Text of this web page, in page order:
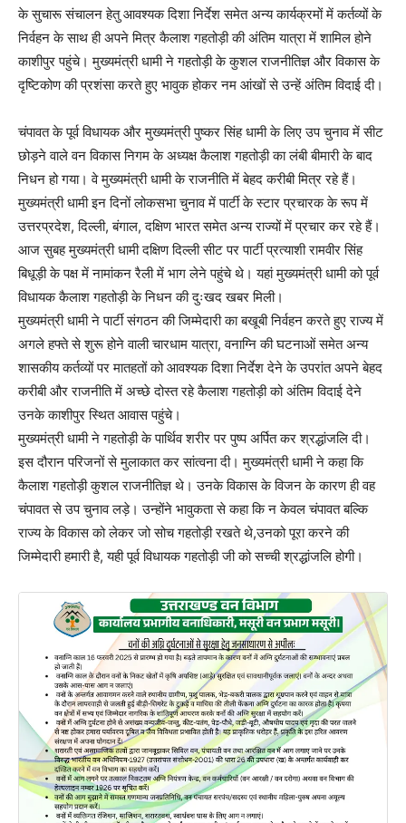
के सुचारू संचालन हेतु आवश्यक दिशा निर्देश समेत अन्य कार्यक्रमों में कर्तव्यों के
निर्वहन के साथ ही अपने मित्र कैलाश गहतोड़ी की अंतिम यात्रा में शामिल होने
काशीपुर पहुंचे। मुख्यमंत्री धामी ने गहतोड़ी के कुशल राजनीतिज्ञ और विकास के
दृष्टिकोण की प्रशंसा करते हुए भावुक होकर नम आंखों से उन्हें अंतिम विदाई दी।
चंपावत के पूर्व विधायक और मुख्यमंत्री पुष्कर सिंह धामी के लिए उप चुनाव में सीट
छोड़ने वाले वन विकास निगम के अध्यक्ष कैलाश गहतोड़ी का लंबी बीमारी के बाद
निधन हो गया। वे मुख्यमंत्री धामी के राजनीति में बेहद करीबी मित्र रहे हैं।
मुख्यमंत्री धामी इन दिनों लोकसभा चुनाव में पार्टी के स्टार प्रचारक के रूप में
उत्तरप्रदेश, दिल्ली, बंगाल, दक्षिण भारत समेत अन्य राज्यों में प्रचार कर रहे हैं।
आज सुबह मुख्यमंत्री धामी दक्षिण दिल्ली सीट पर पार्टी प्रत्याशी रामवीर सिंह
बिधूड़ी के पक्ष में नामांकन रैली में भाग लेने पहुंचे थे। यहां मुख्यमंत्री धामी को पूर्व
विधायक कैलाश गहतोड़ी के निधन की दुःखद खबर मिली।
मुख्यमंत्री धामी ने पार्टी संगठन की जिम्मेदारी का बखूबी निर्वहन करते हुए राज्य में
अगले हफ्ते से शुरू होने वाली चारधाम यात्रा, वनाग्नि की घटनाओं समेत अन्य
शासकीय कर्तव्यों पर मातहतों को आवश्यक दिशा निर्देश देने के उपरांत अपने बेहद
करीबी और राजनीति में अच्छे दोस्त रहे कैलाश गहतोड़ी को अंतिम विदाई देने
उनके काशीपुर स्थित आवास पहुंचे।
मुख्यमंत्री धामी ने गहतोड़ी के पार्थिव शरीर पर पुष्प अर्पित कर श्रद्धांजलि दी।
इस दौरान परिजनों से मुलाकात कर सांत्वना दी। मुख्यमंत्री धामी ने कहा कि
कैलाश गहतोड़ी कुशल राजनीतिज्ञ थे। उनके विकास के विजन के कारण ही वह
चंपावत से उप चुनाव लड़े। उन्होंने भावुकता से कहा कि न केवल चंपावत बल्कि
राज्य के विकास को लेकर जो सोच गहतोड़ी रखते थे,उनको पूरा करने की
जिम्मेदारी हमारी है, यही पूर्व विधायक गहतोड़ी जी को सच्ची श्रद्धांजलि होगी।